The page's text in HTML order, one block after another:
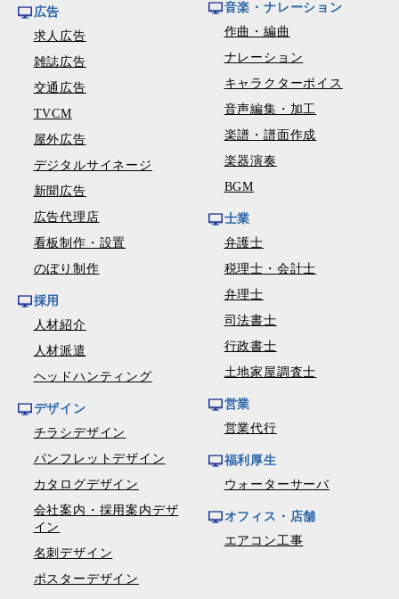
広告
求人広告
雑誌広告
交通広告
TVCM
屋外広告
デジタルサイネージ
新聞広告
広告代理店
看板制作・設置
のぼり制作
採用
人材紹介
人材派遣
ヘッドハンティング
デザイン
チラシデザイン
パンフレットデザイン
カタログデザイン
会社案内・採用案内デザ
イン
名刺デザイン
ポスターデザイン
音楽・ナレーション
作曲・編曲
ナレーション
キャラクターボイス
音声編集・加工
楽譜・譜面作成
楽器演奏
BGM
士業
弁護士
税理士・会計士
弁理士
司法書士
行政書士
土地家屋調査士
営業
営業代行
福利厚生
ウォーターサーバ
オフィス・店舗
エアコン工事